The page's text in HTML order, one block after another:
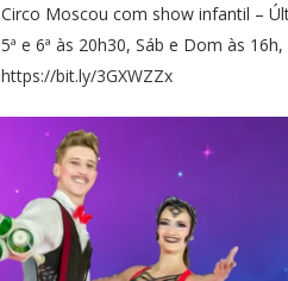
Circo Moscou com show infantil –
5ª e 6ª às 20h30, Sáb e Dom às
https://bit.ly/3GXWZZx